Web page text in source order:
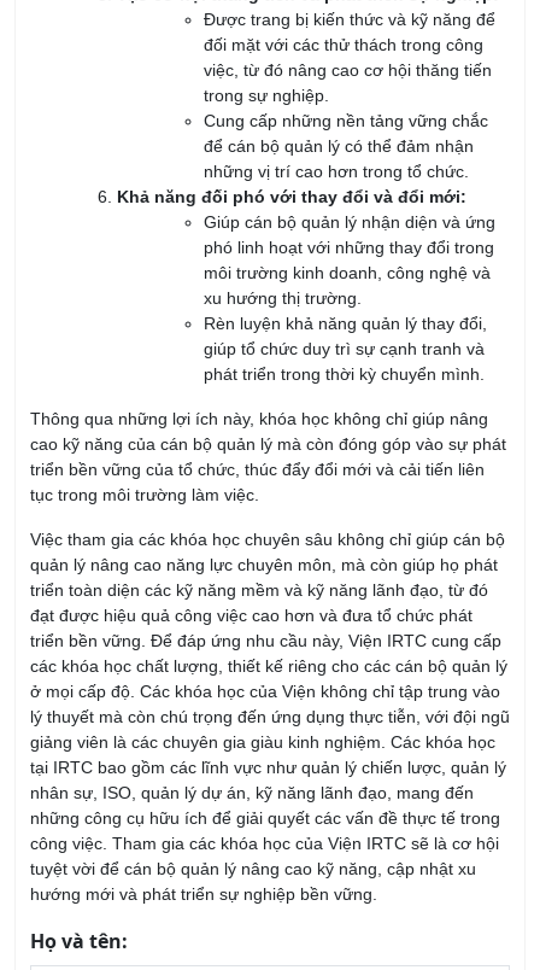
BỘ HỆ THỐNG QUẢN LÝ AN TOÀN & SỨC KHỎE
NGHỀ NGHIỆP ISO 45001:2018
Khóa Học Quản Lý Sản Xuất Chuyên Nghiệp
09/08/2026
Khóa học Tối ưu hóa Quản lý Sản xuất với Chat
GPT
13/08/2026
Khóa học AI - Ứng dụng AI Tối ưu hóa công việc
Khóa Học Kỹ Năng Thuyết Trình Chuyên Nghiệp
Khóa Học Kỹ Năng Giao Tiếp Chuyên Nghiệp
14/08/2026
KHÓA QUẢN LÝ KINH DOANH
Khóa Học Kỹ Năng Đàm Phán Thương Lượng
21/08/2026
Khóa học Kỹ Năng Dịch Vụ Khách Hàng Qua
Điện Thoại
21/08/2026
Khóa học Kỹ Năng Bán Hàng Qua Điện Thoại
21/08/2026
Khóa học Kỹ Năng Chăm Sóc Khách Hàng
13/08/2026
Khóa học Kỹ năng Huấn Luyện Đội Ngũ Bán
Hàng
27/08/2026
Khóa học Giám Sát Bán Hàng Chuyên Nghiệp